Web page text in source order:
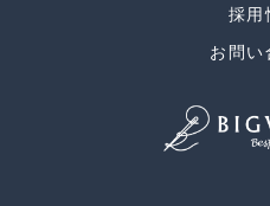
採用
お問い